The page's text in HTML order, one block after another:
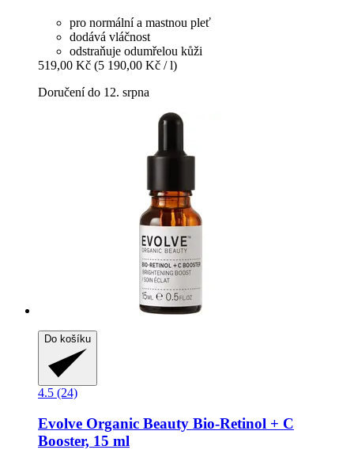
pro normální a mastnou pleť
dodává vláčnost
odstraňuje odumřelou kůži
519,00 Kč (5 190,00 Kč / l)
Doručení do 12. srpna
Do košíku
4.5 (24)
Evolve Organic Beauty Bio-​Retinol + C
Booster, 15 ml